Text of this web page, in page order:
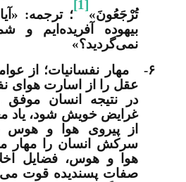
تُرْجَعُونَ»
[1]
؛ ترجمه:
بیهوده آفریده‌ایم و
نمی‌گردید؟»
۶-
مهار نفسانیات؛ از
عقل را از اسارت هوای
در نتیجه انسان موفق
غرایض خویش شود، یاد
از پیروی هوا و هوس
سرکش انسان را مهار
هوا و هوس، فضایل
صفات پسندیده قوت